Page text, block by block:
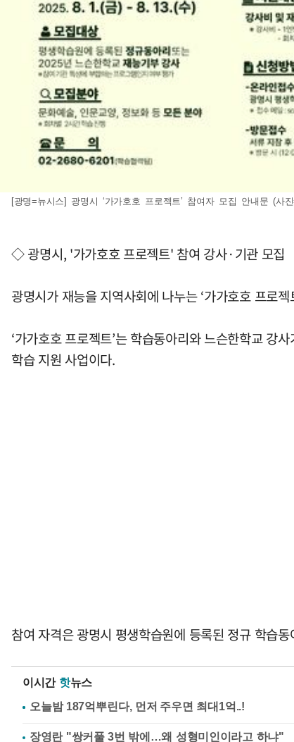
[광명=뉴시스] 광명시 ‘가가호호 프로젝트’ 참여자 모집 안내문 (사
◇ 광명시, '가가호호 프로젝트' 참여 강사·기관 모집
광명시가 재능을 지역사회에 나누는 ‘가가호호 프로
‘가가호호 프로젝트’는 학습동아리와 느슨한학교 강
학습 지원 사업이다.
참여 자격은 광명시 평생학습원에 등록된 정규 학습
이시간 핫뉴스
장영란 "쌍커풀 3번 밖에…왜 성형미인이라고 하냐"